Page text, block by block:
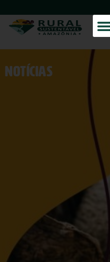
NOtícias